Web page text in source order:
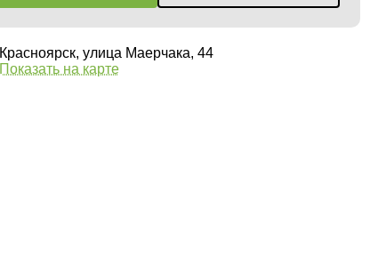
Красноярск, улица Маерчака, 44
Показать на карте